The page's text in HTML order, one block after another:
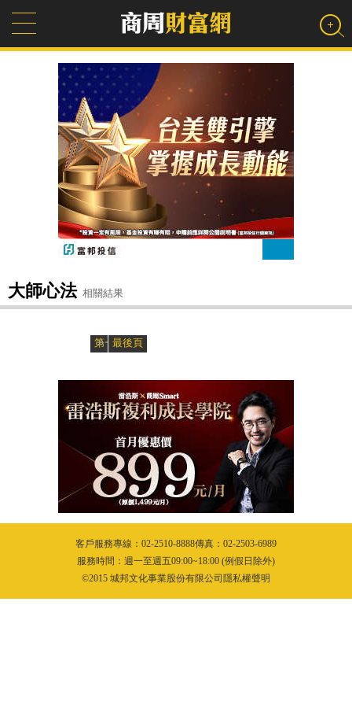
大師心法 相關結果
第一頁 «
» 最後頁
客戶服務專線：02-2510-8888傳真：02-2503-6989
服務時間：週一至週五09:00~18:00 (例假日除外)
©2015 城邦文化事業股份有限公司隱私權聲明